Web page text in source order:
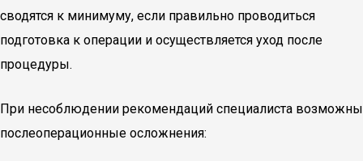
сводятся к минимуму, если правильно проводиться
подготовка к операции и осуществляется уход после
процедуры.
При несоблюдении рекомендаций специалиста возможны
послеоперационные осложнения: